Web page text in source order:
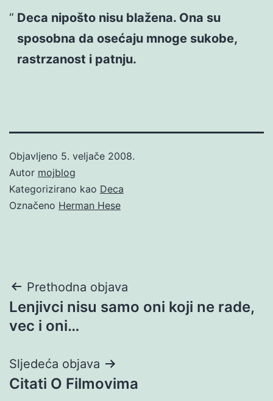
Deca nipošto nisu blažena. Ona su
sposobna da osećaju mnoge sukobe,
rastrzanost i patnju.
Objavljeno 5. veljače 2008.
Autor mojblog
Kategorizirano kao Deca
Označeno Herman Hese
Navigacija
objava
Prethodna objava
Lenjivci nisu samo oni koji ne rade,
vec i oni…
Sljedeća objava
Citati O Filmovima